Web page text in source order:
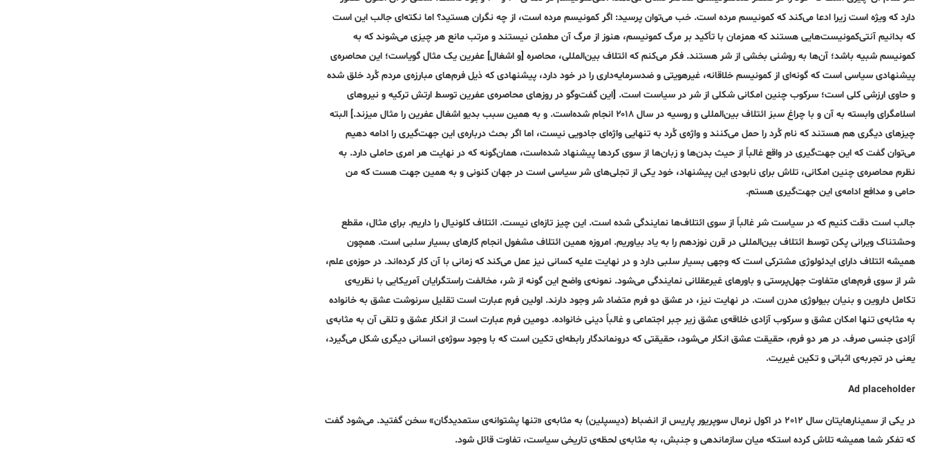
دارد که ویژه‌ است زیرا ادعا می‌کند که کمونیسم مرده ‌است. خب می‌توان پرسید: اگر کمونیسم مرده ‌است، از چه‌ نگران هستید؟ اما نکته‌ای جالب این است
که بدانیم آنتی‌کمونیست‌هایی هستند که همزمان با تأکید بر مرگ کمونیسم، هنوز از مرگ آن مطمئن نیستند و مرتب مانع هر چیزی می‌شوند که به‌
کمونیسم شبیه‌ باشد؛ آن‌ها به‌ روشنی بخشی از شر هستند. فکر می‌کنم که ائتلاف بین‌المللی، محاصره‌ [و اشغال] عفرین یک مثال گویاست؛ این محاصره‌ی
پیشنهادی سیاسی است که گونه‌ای از کمونیسم خلاقانه‌، غیرهویتی و ضدسرمایه‌داری را در خود دارد، پیشنهادی که ذیل فرم‌های مبارزه‌ی مردم کُرد خلق شده‌
و حاوی ارزشی کلی است؛ سرکوب چنین امکانی شکلی از شر در سیاست است. [این گفت‌وگو در روزهای محاصره‌ی عفرین توسط ارتش ترکیه و نیروهای
اسلامگرای وابسته‌ به‌ آن و با چراغ سبز ائتلاف بین‌المللی و روسیه‌ در سال ۲۰۱۸ انجام شده‌است. و به‌ همین سبب بدیو اشغال عفرین را مثال میزند.] البته
چیزهای دیگری هم هستند که نام کُرد را حمل می‌کنند و واژه‌ی کُرد به‌ تنهایی واژه‌ای جادویی نیست، اما اگر بحث درباره‌ی این جهت‌گیری را ادامه‌ دهیم
می‌توان گفت که این جهت‌گیری در واقع غالباً از حیث بدن‌ها و زبان‌ها از سوی کردها پیشنهاد شده‌است، همان‌گونه‌ که در نهایت هر امری حاملی دارد. به‌
نظرم محاصره‌ی چنین امکانی، تلاش برای نابودی این پیشنهاد، خود یکی از تجلی‌های شر سیاسی است در جهان کنونی و به‌ همین جهت هست که من
حامی و مدافع ادامه‌ی این جهت‌گیری هستم.
جالب است دقت کنیم که در سیاست شر غالباً از سوی ائتلاف‌ها نمایندگی شده ‌است. این چیز تازه‌ای نیست. ائتلاف کلونیال را داریم. برای مثال، مقطع
وحشتناک ویرانی پکن توسط ائتلاف بین‌المللی در قرن نوزدهم را به‌ یاد بیاوریم. امروزه‌ همین ائتلاف مشغول انجام کارهای بسیار سلبی است. همچون
همیشه‌ ائتلاف دارای ایدئولوژی مشترکی است که وجهی بسیار سلبی دارد و‌ در نهایت علیه‌ کسانی نیز عمل می‌کند که زمانی با آن کار کرده‌اند. در حوزه‌ی علم،
شر از سوی فرم‌های متفاوت جهل‌پرستی و باورهای غیرعقلانی نمایندگی می‌شود. نمونه‌ی واضح این گونه‌ از شر، مخالفت راستگرایان آمریکایی با‌ نظریه‌ی
تکامل داروین و بنیان بیولوژی مدرن است. در نهایت نیز، در عشق دو فرم متضاد شر وجود دارند. اولین فرم عبارت است تقلیل سرنوشت عشق به‌ خانواده‌
به‌ مثابه‌ی تنها امکان عشق و سرکوب آزادی خلاقه‌ی عشق زیر جبر اجتماعی و غالباً دینی خانواده‌. دومین فرم عبارت است از انکار عشق و تلقی آن به‌ مثابه‌ی
آزادی جنسی صرف. در هر دو فرم، حقیقت عشق انکار می‌شود، حقیقتی که درونماندگار رابطه‌ای تکین است که با وجود سوژه‌ی انسانی دیگری شکل می‌گیرد،
یعنی در تجربه‌ی اثباتی و تکین غیریت.
Ad placeholder
در یکی از سمینارهایتان سال ٢٠١٢ در اکول نرمال سوپریور پاریس از انضباط (دیسپلین) به‌ مثابه‌ی «تنها پشتوانه‌ی ستمدیدگان» سخن گفتید. می‌شود گفت
که تفکر شما همیشه‌ تلاش کرده استکه میان سازماندهی و جنبش، به‌ مثابه‌ی لحظه‌ی تاریخی سیاست، تفاوت قائل شود.